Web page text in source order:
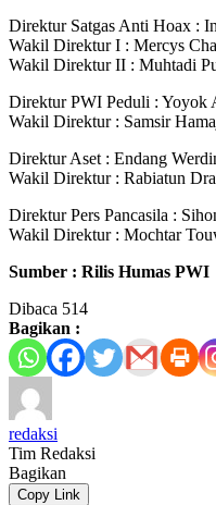
Direktur Satgas Anti Hoax :
Wakil Direktur I : Mercys
Wakil Direktur II : Muhtadi
Direktur PWI Peduli : Yoyok
Wakil Direktur : Samsir
Direktur Aset : Endang
Wakil Direktur : Rabiatun
Direktur Pers Pancasila :
Wakil Direktur : Mochtar
Sumber : Rilis Humas PWI
Dibaca 514
Bagikan :
redaksi
Tim Redaksi
Bagikan
Copy Link